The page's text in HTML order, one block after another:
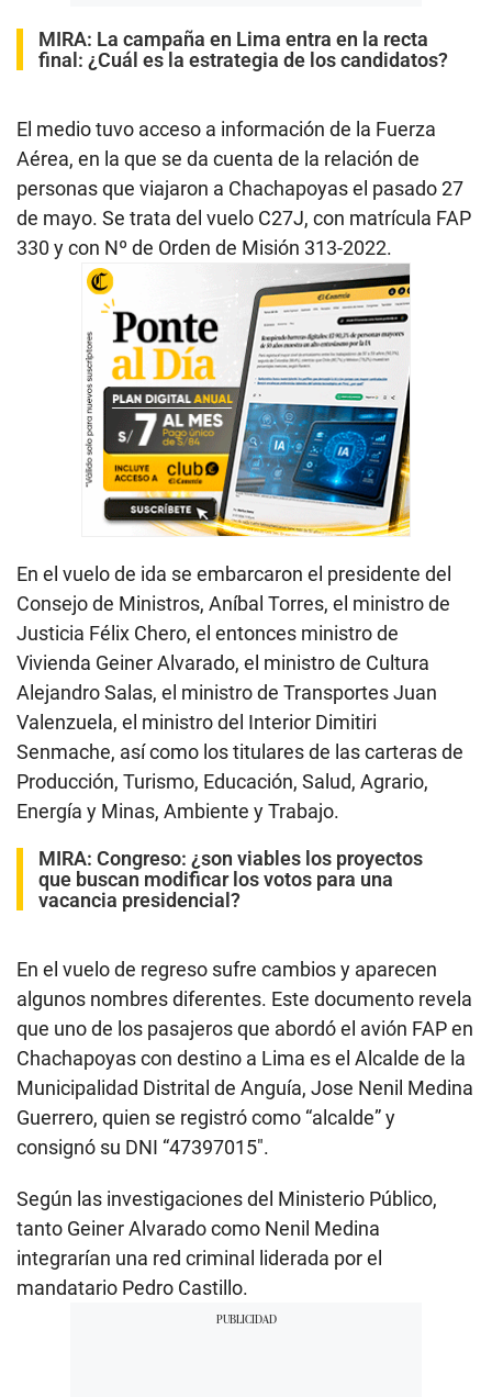
MIRA: La campaña en Lima entra en la recta
final: ¿Cuál es la estrategia de los candidatos?
El medio tuvo acceso a información de la Fuerza
Aérea, en la que se da cuenta de la relación de
personas que viajaron a Chachapoyas el pasado 27
de mayo. Se trata del vuelo C27J, con matrícula FAP
330 y con Nº de Orden de Misión 313-2022.
En el vuelo de ida se embarcaron el presidente del
Consejo de Ministros, Aníbal Torres, el ministro de
Justicia Félix Chero, el entonces ministro de
Vivienda Geiner Alvarado, el ministro de Cultura
Alejandro Salas, el ministro de Transportes Juan
Valenzuela, el ministro del Interior Dimitiri
Senmache, así como los titulares de las carteras de
Producción, Turismo, Educación, Salud, Agrario,
Energía y Minas, Ambiente y Trabajo.
MIRA: Congreso: ¿son viables los proyectos
que buscan modificar los votos para una
vacancia presidencial?
En el vuelo de regreso sufre cambios y aparecen
algunos nombres diferentes. Este documento revela
que uno de los pasajeros que abordó el avión FAP en
Chachapoyas con destino a Lima es el Alcalde de la
Municipalidad Distrital de Anguía, Jose Nenil Medina
Guerrero, quien se registró como “alcalde” y
consignó su DNI “47397015″.
Según las investigaciones del Ministerio Público,
tanto Geiner Alvarado como Nenil Medina
integrarían una red criminal liderada por el
mandatario Pedro Castillo.